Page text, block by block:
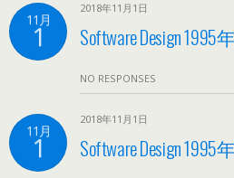
11月
1
2018年11月1日
Software Design 1995
NO RESPONSES
11月
1
2018年11月1日
Software Design 1995